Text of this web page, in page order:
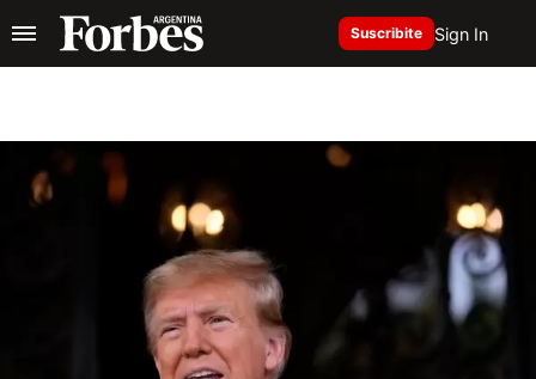
Suscribite Sign In